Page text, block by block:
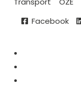
Facebook